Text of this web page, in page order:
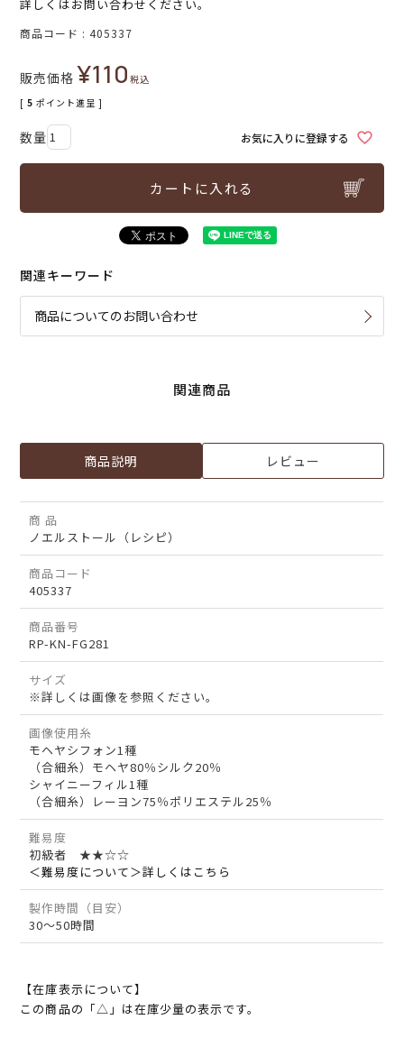
詳しくはお問い合わせください。
商品コード 405337
販売価格 ¥110税込
[ 5 ポイント進呈 ]
お気に入りに登録する
カートに入れる
関連キーワード
商品についてのお問い合わせ
関連商品
商品説明 レビュー
商 品
ノエルストール（レシピ）
商品コード
405337
商品番号
RP-KN-FG281
サイズ
※詳しくは画像を参照ください。
画像使用糸
モヘヤシフォン1種
（合細糸）モヘヤ80％シルク20％
シャイニーフィル1種
（合細糸）レーヨン75％ポリエステル25％
難易度
初級者 ★★☆☆
＜難易度について＞詳しくはこちら
製作時間（目安）
30～50時間
【在庫表示について】
この商品の「△」は在庫少量の表示です。